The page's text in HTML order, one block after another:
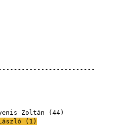
Zoltán ( 44)
( 1 )